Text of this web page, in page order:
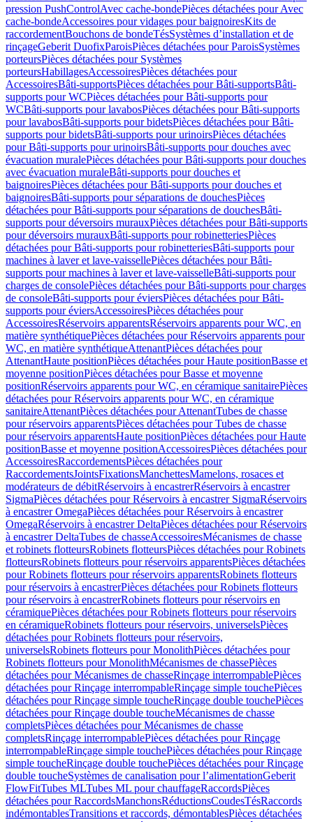
pression PushControlAvec cache-bondePièces détachées pour Avec
cache-bondeAccessoires pour vidages pour baignoiresKits de
raccordementBouchons de bondeTésSystèmes d’installation et de
rinçageGeberit DuofixParoisPièces détachées pour ParoisSystèmes
porteursPièces détachées pour Systèmes
porteursHabillagesAccessoiresPièces détachées pour
AccessoiresBâti-supportsPièces détachées pour Bâti-supportsBâti-
supports pour WCPièces détachées pour Bâti-supports pour
WCBâti-supports pour lavabosPièces détachées pour Bâti-supports
pour lavabosBâti-supports pour bidetsPièces détachées pour Bâti-
supports pour bidetsBâti-supports pour urinoirsPièces détachées
pour Bâti-supports pour urinoirsBâti-supports pour douches avec
évacuation muralePièces détachées pour Bâti-supports pour douches
avec évacuation muraleBâti-supports pour douches et
baignoiresPièces détachées pour Bâti-supports pour douches et
baignoiresBâti-supports pour séparations de douchesPièces
détachées pour Bâti-supports pour séparations de douchesBâti-
supports pour déversoirs murauxPièces détachées pour Bâti-supports
pour déversoirs murauxBâti-supports pour robinetteriesPièces
détachées pour Bâti-supports pour robinetteriesBâti-supports pour
machines à laver et lave-vaissellePièces détachées pour Bâti-
supports pour machines à laver et lave-vaisselleBâti-supports pour
charges de consolePièces détachées pour Bâti-supports pour charges
de consoleBâti-supports pour éviersPièces détachées pour Bâti-
supports pour éviersAccessoiresPièces détachées pour
AccessoiresRéservoirs apparentsRéservoirs apparents pour WC, en
matière synthétiquePièces détachées pour Réservoirs apparents pour
WC, en matière synthétiqueAttenantPièces détachées pour
AttenantHaute positionPièces détachées pour Haute positionBasse et
moyenne positionPièces détachées pour Basse et moyenne
positionRéservoirs apparents pour WC, en céramique sanitairePièces
détachées pour Réservoirs apparents pour WC, en céramique
sanitaireAttenantPièces détachées pour AttenantTubes de chasse
pour réservoirs apparentsPièces détachées pour Tubes de chasse
pour réservoirs apparentsHaute positionPièces détachées pour Haute
positionBasse et moyenne positionAccessoiresPièces détachées pour
AccessoiresRaccordementsPièces détachées pour
RaccordementsJointsFixationsManchettesMamelons, rosaces et
modérateurs de débitRéservoirs à encastrerRéservoirs à encastrer
SigmaPièces détachées pour Réservoirs à encastrer SigmaRéservoirs
à encastrer OmegaPièces détachées pour Réservoirs à encastrer
OmegaRéservoirs à encastrer DeltaPièces détachées pour Réservoirs
à encastrer DeltaTubes de chasseAccessoiresMécanismes de chasse
et robinets flotteursRobinets flotteursPièces détachées pour Robinets
flotteursRobinets flotteurs pour réservoirs apparentsPièces détachées
pour Robinets flotteurs pour réservoirs apparentsRobinets flotteurs
pour réservoirs à encastrerPièces détachées pour Robinets flotteurs
pour réservoirs à encastrerRobinets flotteurs pour réservoirs en
céramiquePièces détachées pour Robinets flotteurs pour réservoirs
en céramiqueRobinets flotteurs pour réservoirs, universelsPièces
détachées pour Robinets flotteurs pour réservoirs,
universelsRobinets flotteurs pour MonolithPièces détachées pour
Robinets flotteurs pour MonolithMécanismes de chassePièces
détachées pour Mécanismes de chasseRinçage interrompablePièces
détachées pour Rinçage interrompableRinçage simple touchePièces
détachées pour Rinçage simple toucheRinçage double touchePièces
détachées pour Rinçage double toucheMécanismes de chasse
completsPièces détachées pour Mécanismes de chasse
completsRinçage interrompablePièces détachées pour Rinçage
interrompableRinçage simple touchePièces détachées pour Rinçage
simple toucheRinçage double touchePièces détachées pour Rinçage
double toucheSystèmes de canalisation pour l’alimentationGeberit
FlowFitTubes MLTubes ML pour chauffageRaccordsPièces
détachées pour RaccordsManchonsRéductionsCoudesTésRaccords
indémontablesTransitions et raccords, démontablesPièces détachées